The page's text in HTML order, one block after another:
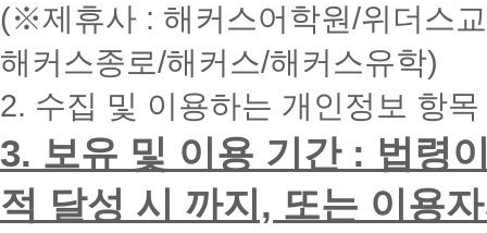
간
내
에
화
드
리
겠
습
니
다.
(※제휴사 : 해커스어학원/위더스
해커스종로/해커스/해커스유학)
2. 수집 및 이용하는 개인정보 항
3. 보유 및 이용 기간 : 법령
적 달성 시 까지, 또는 이용